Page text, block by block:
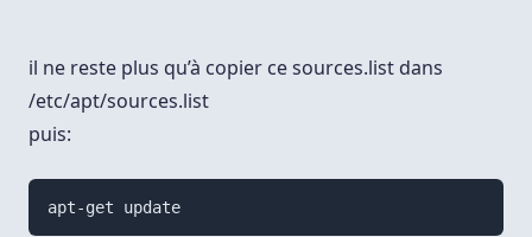
il ne reste plus qu’à copier ce sources.list dans
/etc/apt/sources.list
puis:
apt-get update